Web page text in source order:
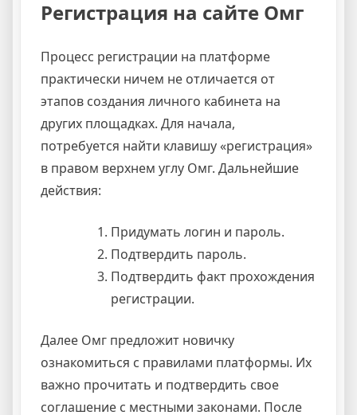
Регистрация на сайте Омг
Процесс регистрации на платформе
практически ничем не отличается от
этапов создания личного кабинета на
других площадках. Для начала,
потребуется найти клавишу «регистрация»
в правом верхнем углу Омг. Дальнейшие
действия:
Придумать логин и пароль.
Подтвердить пароль.
Подтвердить факт прохождения
регистрации.
Далее Омг предложит новичку
ознакомиться с правилами платформы. Их
важно прочитать и подтвердить свое
соглашение с местными законами. После